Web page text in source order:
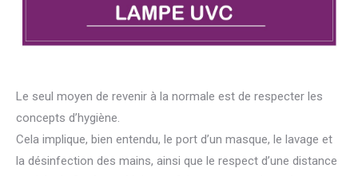
Le seul moyen de revenir à la normale est de respecter les
concepts d’hygiène.
Cela implique, bien entendu, le port d’un masque, le lavage et
la désinfection des mains, ainsi que le respect d’une distance